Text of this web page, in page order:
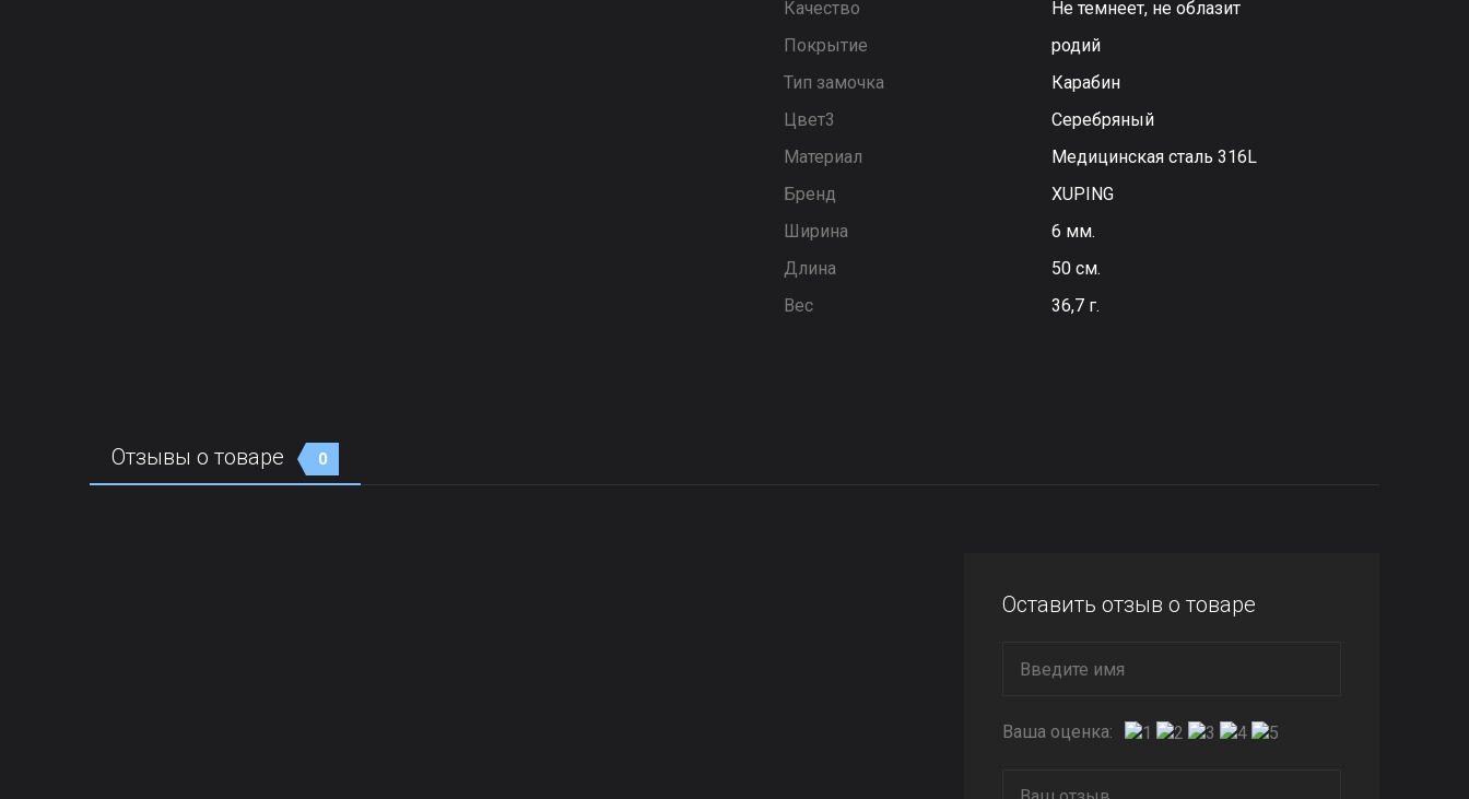
Качество
Не темнеет, не облазит
Покрытие
родий
Тип замочка
Карабин
Цвет3
Серебряный
Материал
Медицинская сталь 316L
Бренд
XUPING
Ширина
6 мм.
Длина
50 см.
Вес
36,7 г.
Отзывы о товаре 0
Оставить отзыв о товаре
Ваша оценка: